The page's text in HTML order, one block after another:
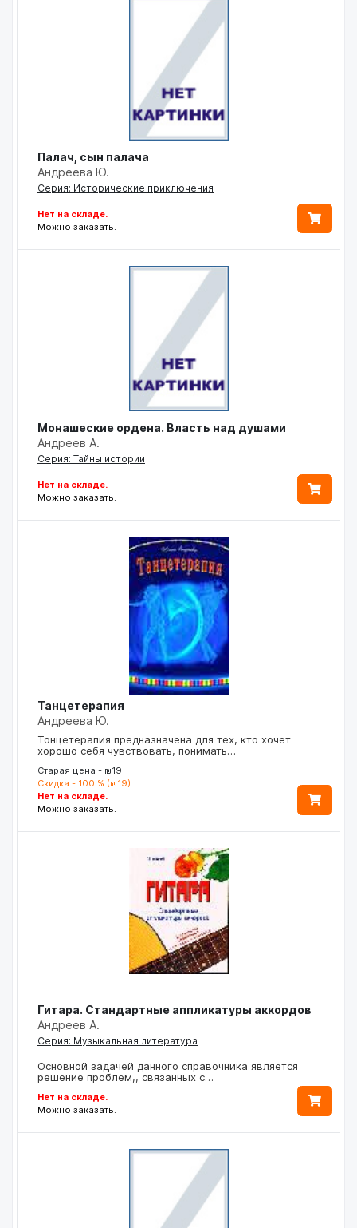
Палач, сын палача
Андреева Ю.
Серия: Исторические приключения
Нет на складе.
Можно заказать.
Монашеские ордена. Власть над душами
Андреев А.
Серия: Тайны истории
Нет на складе.
Можно заказать.
Танцетерапия
Андреева Ю.
Тонцетерапия предназначена для тех, кто хочет
хорошо себя чувствовать, понимать…
Старая цена - ₪19
Скидка - 100 % (₪19)
Нет на складе.
Можно заказать.
Гитара. Стандартные аппликатуры аккордов
Андреев А.
Серия: Музыкальная литература
Основной задачей данного справочника является
решение проблем,, связанных с…
Нет на складе.
Можно заказать.